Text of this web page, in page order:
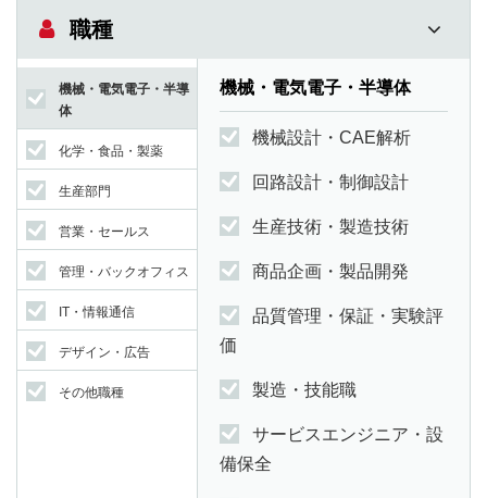
職種
機械・電気電子・半導
体
化学・食品・製薬
生産部門
営業・セールス
管理・バックオフィス
IT・情報通信
デザイン・広告
その他職種
機械・電気電子・半導体
機械設計・CAE解析
回路設計・制御設計
生産技術・製造技術
商品企画・製品開発
品質管理・保証・実験評
価
製造・技能職
サービスエンジニア・設
備保全